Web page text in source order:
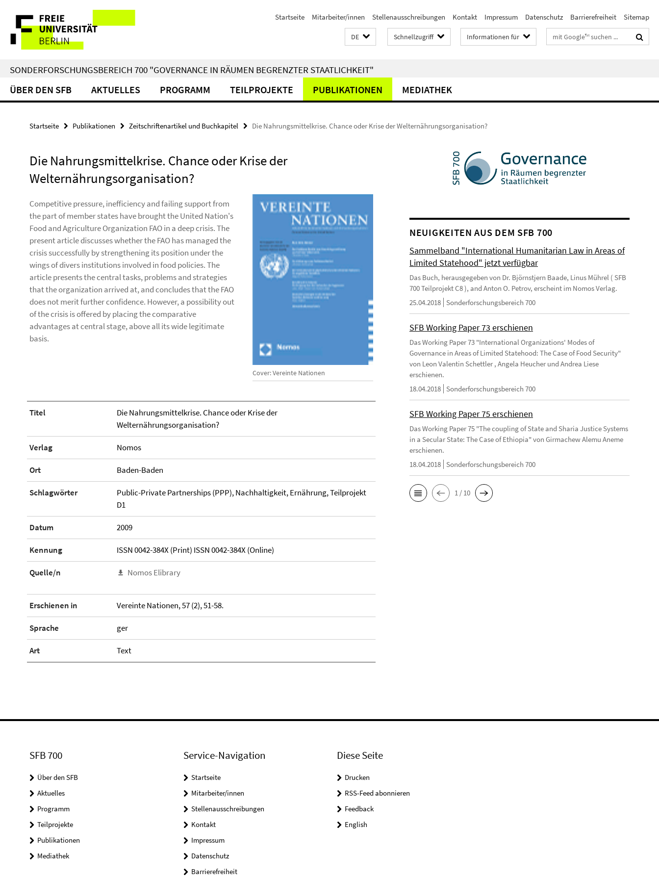
direkt
Inhalt
Service-
Navigation
Startseite Mitarbeiter/innen Stellenausschreibungen Kontakt Impressum Datenschutz Barrierefreiheit Sitemap
DE Schnellzugriff Informationen für Suchbegriffe
SONDERFORSCHUNGSBEREICH 700 "GOVERNANCE IN RÄUMEN BEGRENZTER STAATLICHKEIT"
ÜBER DEN SFB AKTUELLES PROGRAMM TEILPROJEKTE PUBLIKATIONEN MEDIATHEK
Startseite Publikationen Zeitschriftenartikel und Buchkapitel Die Nahrungsmittelkrise. Chance oder Krise der Welternährungsorganisation?
Die Nahrungsmittelkrise. Chance oder Krise der
Welternährungsorganisation?
Cover: Vereinte Nationen
Competitive pressure, inefficiency and failing support from
the part of member states have brought the United Nation's
Food and Agriculture Organization FAO in a deep crisis. The
present article discusses whether the FAO has managed the
crisis successfully by strengthening its position under the
wings of divers institutions involved in food policies. The
article presents the central tasks, problems and strategies
that the organization arrived at, and concludes that the FAO
does not merit further confidence. However, a possibility out
of the crisis is offered by placing the comparative
advantages at central stage, above all its wide legitimate
basis.
Titel
Die Nahrungsmittelkrise. Chance oder Krise der
Welternährungsorganisation?
Verlag Nomos
Ort Baden-Baden
Schlagwörter
Public-Private Partnerships (PPP), Nachhaltigkeit, Ernährung, Teilprojekt
D1
Datum 2009
Kennung ISSN 0042-384X (Print) ISSN 0042-384X (Online)
Quelle/n Nomos Elibrary
Erschienen in Vereinte Nationen, 57 (2), 51-58.
Sprache ger
Art Text
NEUIGKEITEN AUS DEM SFB 700
Sammelband "International Humanitarian Law in Areas of
Limited Statehood" jetzt verfügbar
Das Buch, herausgegeben von Dr. Björnstjern Baade, Linus Mührel ( SFB
700 Teilprojekt C8 ), and Anton O. Petrov, erscheint im Nomos Verlag.
25.04.2018
Sonderforschungsbereich 700
SFB Working Paper 73 erschienen
Das Working Paper 73 "International Organizations' Modes of
Governance in Areas of Limited Statehood: The Case of Food Security"
von Leon Valentin Schettler , Angela Heucher und Andrea Liese
erschienen.
18.04.2018
Sonderforschungsbereich 700
SFB Working Paper 75 erschienen
Das Working Paper 75 "The coupling of State and Sharia Justice Systems
in a Secular State: The Case of Ethiopia" von Girmachew Alemu Aneme
erschienen.
18.04.2018
Sonderforschungsbereich 700
1 / 10
SFB 700
Über den SFB
Aktuelles
Programm
Teilprojekte
Publikationen
Mediathek
Service-Navigation
Startseite
Mitarbeiter/innen
Stellenausschreibungen
Kontakt
Impressum
Datenschutz
Barrierefreiheit
Diese Seite
Drucken
RSS-Feed abonnieren
Feedback
English